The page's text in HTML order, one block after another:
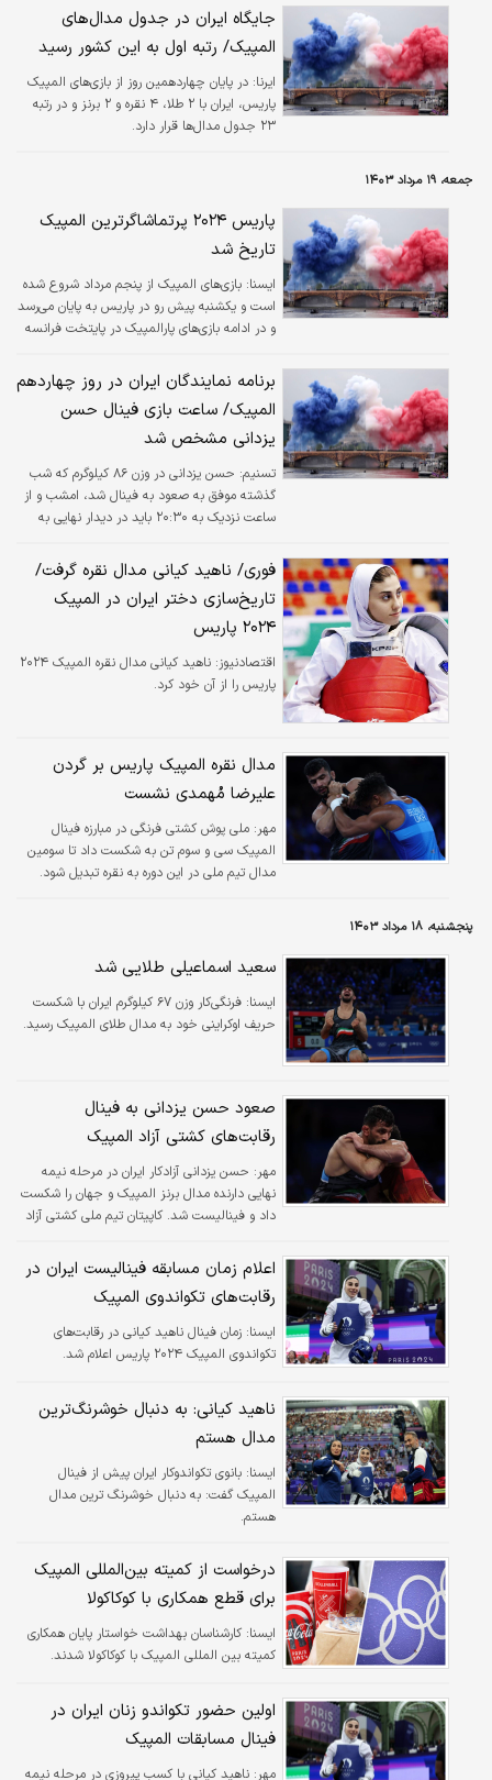
جایگاه ایران در جدول مدال‌های
المپیک/ رتبه اول به این کشور رسید
ایرنا: در پایان چهاردهمین روز از بازی‌های المپیک
پاریس، ایران با ۲ طلا، ۴ نقره و ۲ برنز و در رتبه
۲۳ جدول مدال‌ها قرار دارد.
جمعه، ۱۹ مرداد ۱۴۰۳
پاریس ۲۰۲۴ پرتماشاگرترین المپیک
تاریخ شد
ایسنا: بازی‌های المپیک از پنجم مرداد شروع شده
است و یکشنبه پیش رو در پاریس به پایان می‌رسد
و در ادامه بازی‌های پارالمپیک در پایتخت فرانسه
برنامه نمایندگان ایران در روز چهاردهم
المپیک/ ساعت بازی فینال حسن
یزدانی مشخص شد
تسنیم:
حسن یزدانی در وزن ۸۶ کیلوگرم که شب
گذشته موفق به صعود به فینال شد، امشب و از
ساعت نزدیک به ۲۰:۳۰ باید در دیدار نهایی به
فوری/ ناهید کیانی مدال نقره گرفت/
تاریخ‌سازی دختر ایران در المپیک
۲۰۲۴ پاریس
اقتصادنیوز:
ناهید کیانی مدال نقره المپیک ۲۰۲۴
پاریس را از آن خود کرد.
مدال نقره المپیک پاریس بر گردن
علیرضا مُهمدی نشست
مهر: ملی پوش کشتی فرنگی در مبارزه فینال
المپیک سی و سوم تن به شکست داد تا سومین
مدال تیم ملی در این دوره به نقره تبدیل شود.
پنجشنبه، ۱۸ مرداد ۱۴۰۳
سعید اسماعیلی طلایی شد
ايسنا:
فرنگی‌کار وزن ۶۷ کیلوگرم ایران با شکست
حریف اوکراینی خود به مدال طلای المپیک رسید.
صعود حسن یزدانی به فینال
رقابت‌های کشتی آزاد المپیک
مهر: حسن یزدانی آزادکار ایران در مرحله نیمه
نهایی دارنده مدال برنز المپیک و جهان را شکست
داد و فینالیست شد. کاپیتان تیم ملی کشتی آزاد
به رکورد ۶۴ ساله جهان پهلوان تختی رسید.
اعلام زمان مسابقه فینالیست ایران در
رقابت‌های تکواندوی المپیک
ايسنا: زمان فینال ناهید کیانی در رقابت‌های
تکواندوی المپیک ۲۰۲۴ پاریس اعلام شد.
ناهید کیانی: به دنبال خوشرنگ‌ترین
مدال هستم
ايسنا: بانوی تکواندوکار ایران پیش از فینال
المپیک گفت: به دنبال خوشرنگ ترین مدال
هستم.
درخواست از کمیته بین‌المللی المپیک
برای قطع همکاری با کوکاکولا
ايسنا: کارشناسان بهداشت خواستار پایان همکاری
کمیته بین المللی المپیک با کوکاکولا شدند.
اولین حضور تکواندو زنان ایران در
فینال مسابقات المپیک
مهر: ناهید کیانی با کسب پیروزی در مرحله نیمه